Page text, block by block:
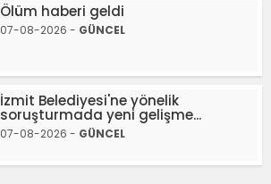
Ölüm haberi geldi
07-08-2026 - GÜNCEL
İzmit Belediyesi'ne yönelik
soruşturmada yeni gelişme...
07-08-2026 - GÜNCEL